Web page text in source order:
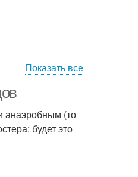
Показать все
анаэробным (то
будет это